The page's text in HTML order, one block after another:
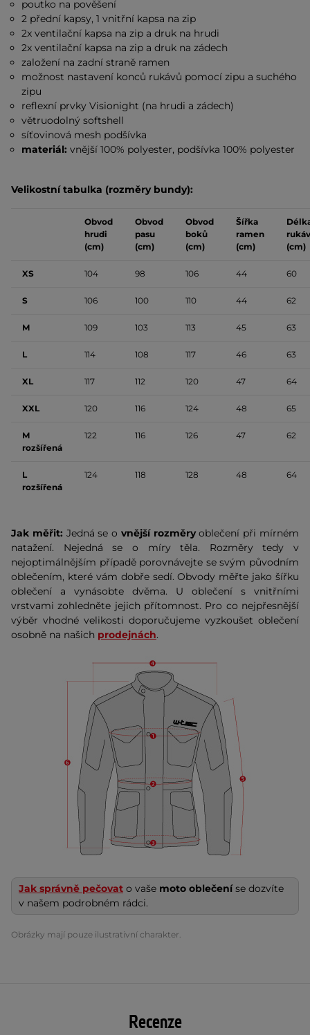
poutko na pověšení
2 přední kapsy, 1 vnitřní kapsa na zip
2x ventilační kapsa na zip a druk na hrudi
2x ventilační kapsa na zip a druk na zádech
založení na zadní straně ramen
možnost nastavení konců rukávů pomocí zipu a suchého
zipu
reflexní prvky Visionight (na hrudi a zádech)
větruodolný softshell
síťovinová mesh podšívka
materiál: vnější 100% polyester, podšívka 100% polyester
Velikostní tabulka (rozměry bundy):
Obvod
hrudi
(cm)
Obvod
pasu
(cm)
Obvod
boků
(cm)
Šířka
ramen
(cm)
(cm)
XS 104 98 106 44 60
S 106 100 110 44 62
M 109 103 113 45 63
L 114 108 117 46 63
XL 117 112 120 47 64
XXL 120 116 124 48 65
M
rozšířená
122 116 126 47 62
L
rozšířená
124 118 128 48 64
Jak měřit: Jedná se o vnější rozměryoblečení při mírném
natažení. Nejedná se o míry těla. Rozměry tedy v
nejoptimálnějším případě porovnávejte se svým původním
oblečením, které vám dobře sedí. Obvody měřte jako šířku
oblečení a vynásobte dvěma. U oblečení s vnitřními
vrstvami zohledněte jejich přítomnost. Pro co nejpřesnější
výběr vhodné velikosti doporučujeme vyzkoušet oblečení
osobně na našich prodejnách.
Jak správně pečovat o vaše moto oblečeníse dozvíte
v našem podrobném rádci.
Obrázky mají pouze ilustrativní charakter.
Recenze